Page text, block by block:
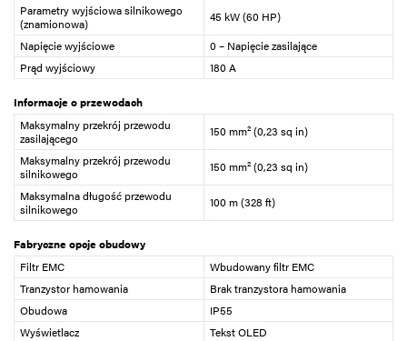
Parametry wyjściowa silnikowego
(znamionowa)
45 kW (60 HP)
Napięcie wyjściowe
0 – Napięcie zasilające
Prąd wyjściowy
180 A
Informacje o przewodach
Maksymalny przekrój przewodu
zasilającego
150 mm² (0,23 sq in)
Maksymalny przekrój przewodu
silnikowego
150 mm² (0,23 sq in)
Maksymalna długość przewodu
silnikowego
100 m (328 ft)
Fabryczne opcje obudowy
Filtr EMC
Wbudowany filtr EMC
Tranzystor hamowania
Brak tranzystora hamowania
Obudowa
IP55
Wyświetlacz
Tekst OLED